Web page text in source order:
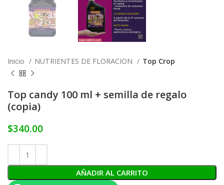
Inicio NUTRIENTES DE FLORACION Top Crop
Top candy 100 ml + semilla de regalo
(copia)
$340.00
AÑADIR AL CARRITO